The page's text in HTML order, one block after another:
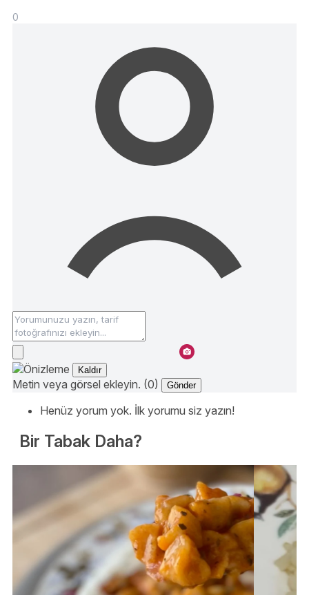
0
Kaldır
Metin veya görsel ekleyin. (0) Gönder
Henüz yorum yok. İlk yorumu siz yazın!
Bir Tabak Daha?